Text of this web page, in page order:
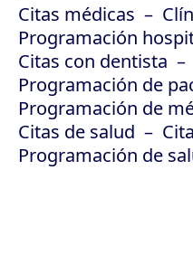
Citas médicas
Programación
Citas con dentista
Programación de
Programación de
Citas de salud
Programación de